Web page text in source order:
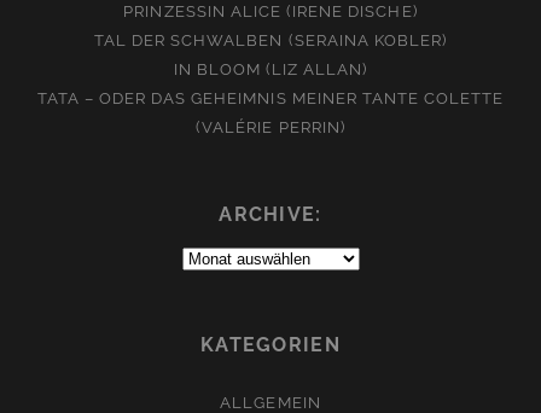
PRINZESSIN ALICE (IRENE DISCHE)
TAL DER SCHWALBEN (SERAINA KOBLER)
IN BLOOM (LIZ ALLAN)
TATA – ODER DAS GEHEIMNIS MEINER TANTE COLETTE
(VALÉRIE PERRIN)
ARCHIVE:
Archive:
KATEGORIEN
ALLGEMEIN